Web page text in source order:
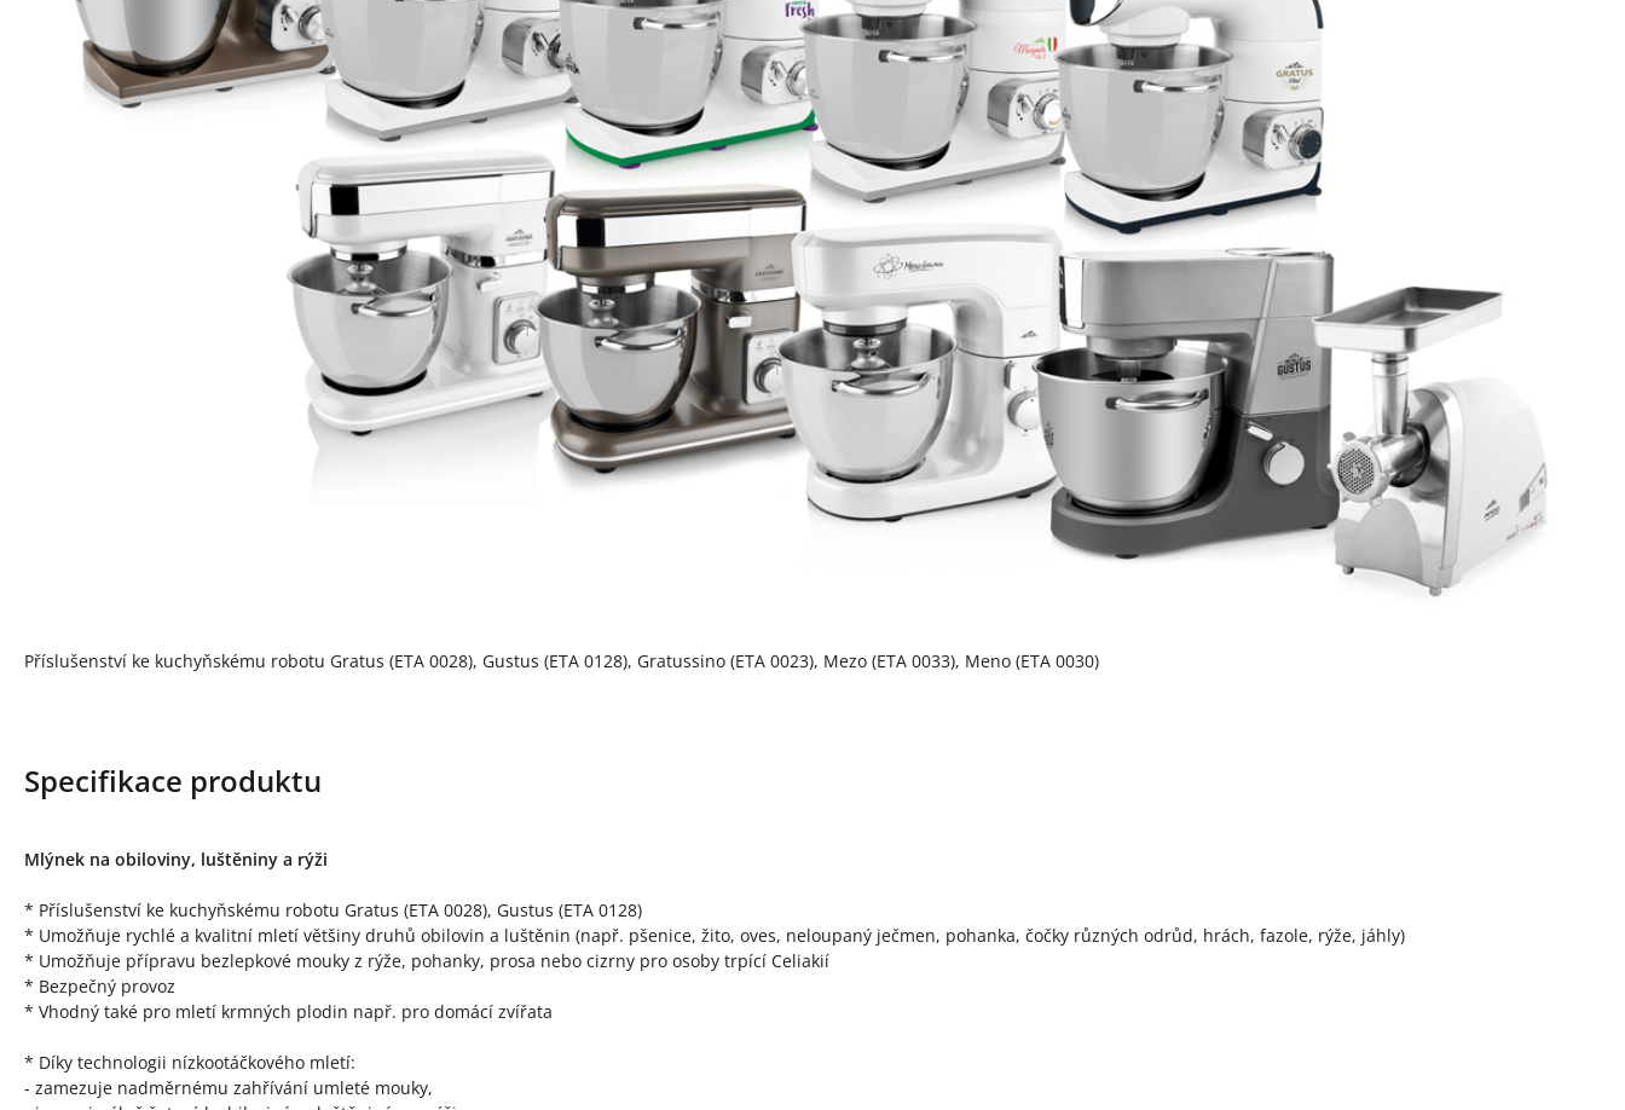
Příslušenství ke kuchyňskému robotu Gratus (ETA 0028), Gustus (ETA 0128), Gratussino (ETA 0023), Mezo (ETA 0033), Meno (ETA 0030)
Specifikace produktu
Mlýnek na obiloviny, luštěniny a rýži
* Příslušenství ke kuchyňskému robotu Gratus (ETA 0028), Gustus (ETA 0128)
* Umožňuje rychlé a kvalitní mletí většiny druhů obilovin a luštěnin (např. pšenice, žito, oves, neloupaný ječmen, pohanka, čočky různých odrůd, hrách, fazole, rýže, jáhly)
* Umožňuje přípravu bezlepkové mouky z rýže, pohanky, prosa nebo cizrny pro osoby trpící Celiakií
* Bezpečný provoz
* Vhodný také pro mletí krmných plodin např. pro domácí zvířata
* Díky technologii nízkootáčkového mletí:
- zamezuje nadměrnému zahřívání umleté mouky,